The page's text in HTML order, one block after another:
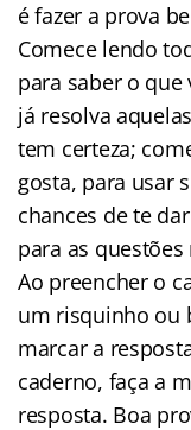
é fazer a prova
Comece lendo
para saber o que
já resolva
tem certeza;
gosta, para usar
chances de te
para as
Ao preencher o
um risquinho ou
marcar a
caderno, faça a
resposta. Boa